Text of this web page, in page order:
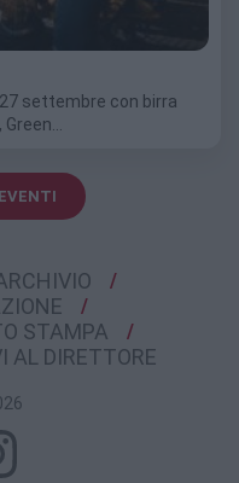
settembre con birra
Green…
STAMPA
AL DIRETTORE